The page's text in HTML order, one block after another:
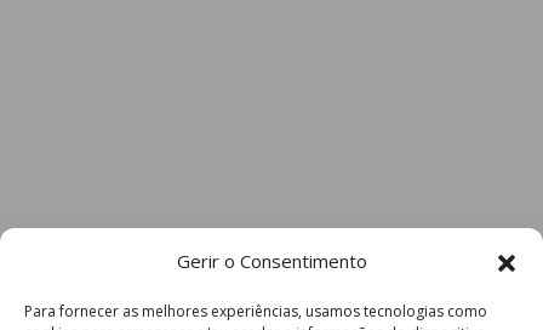
Gerir o Consentimento
Para fornecer as melhores experiências, usamos tecnologias como